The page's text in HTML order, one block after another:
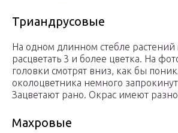
Триандрусовые
На одном длинном стебле растений
расцветать 3 и более цветка. На
головки смотрят вниз, как бы
околоцветника немного
Зацветают рано. Окрас имеют
Махровые